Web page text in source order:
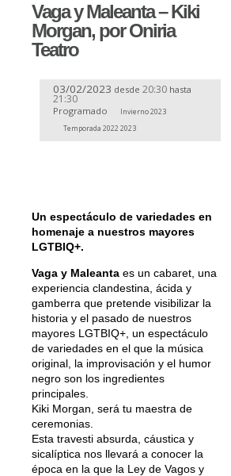
Vaga y Maleanta – Kiki
Morgan, por Oniria
Teatro
03/02/2023 desde 20:30 hasta
21:30
Programado
Invierno 2023
Temporada 2022 2023
Un espectáculo de variedades en
homenaje a nuestros mayores
LGTBIQ+.
Vaga y Maleanta es un cabaret, una
experiencia clandestina, ácida y
gamberra que pretende visibilizar la
historia y el pasado de nuestros
mayores LGTBIQ+, un espectáculo
de variedades en el que la música
original, la improvisación y el humor
negro son los ingredientes
principales.
Kiki Morgan, será tu maestra de
ceremonias.
Esta travesti absurda, cáustica y
sicalíptica nos llevará a conocer la
época en la que la Ley de Vagos y